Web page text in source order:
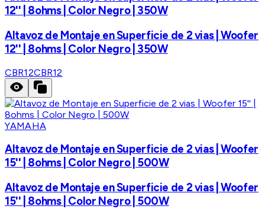
12'' | 8ohms | Color Negro | 350W
Altavoz de Montaje en Superficie de 2 vias | Woofer
12'' | 8ohms | Color Negro | 350W
CBR12CBR12
YAMAHA
Altavoz de Montaje en Superficie de 2 vias | Woofer
15'' | 8ohms | Color Negro | 500W
Altavoz de Montaje en Superficie de 2 vias | Woofer
15'' | 8ohms | Color Negro | 500W